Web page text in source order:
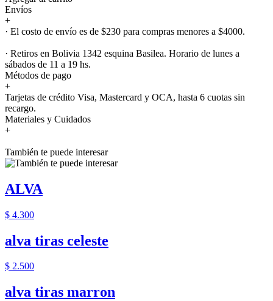
Envíos
+
· El costo de envío es de $230 para compras menores a $4000.
· Retiros en Bolivia 1342 esquina Basilea. Horario de lunes a
sábados de 11 a 19 hs.
Métodos de pago
+
Tarjetas de crédito Visa, Mastercard y OCA, hasta 6 cuotas sin
recargo.
Materiales y Cuidados
+
También te puede interesar
ALVA
$ 4.300
alva tiras celeste
$ 2.500
alva tiras marron